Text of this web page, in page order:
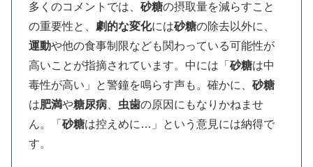
多くのコメントでは、 砂糖の摂取量を減らすこと
の重要性と、 劇的な変化には砂糖の除去以外に、
運動や他の食事制限なども関わっている可能性が
高いことが指摘されています。中には「 砂糖は中
毒性が高い」と警鐘を鳴らす声も。確かに、 砂糖
は肥満や糖尿病 虫歯の原因にもなりかねませ
ん。「 砂糖は控えめに…」という意見には納得で
す。